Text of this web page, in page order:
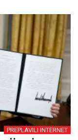
PREPLAVILI INTERNET